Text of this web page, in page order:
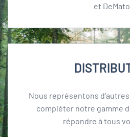
et
Nous représentons
compléter notre gamme
répondre à tous